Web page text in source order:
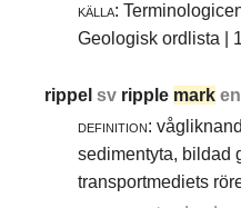
källa:
Geologisk ordlista |
rippelsv ripple mark en
definition:
sedimentyta, bildad
transportmediets